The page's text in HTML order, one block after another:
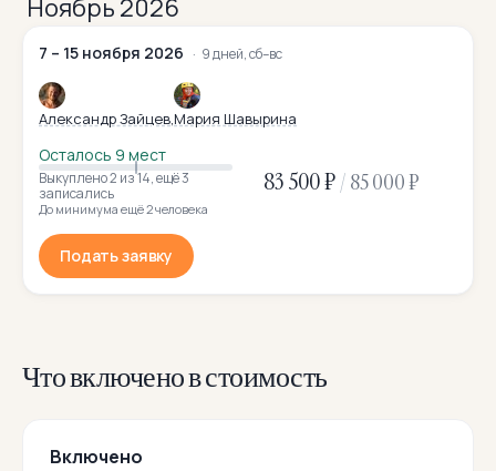
Ноябрь 2026
7 – 15 ноября 2026 9 дней, сб–вс
Александр Зайцев Мария Шавырина
Осталось 9 мест
Выкуплено 2 из 14,ещё 3
записались
До минимума ещё 2 человека
83 500 ₽/85 000 ₽
Подать заявку
Что включено в стоимость
Включено